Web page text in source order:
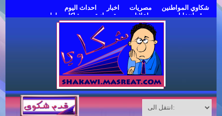
شكاوي المواطنين مصريات اخبار
احداث اليوم
موقع انتخابات مصر
اعلانات مبوبة مجانية
مشاكل وحلول